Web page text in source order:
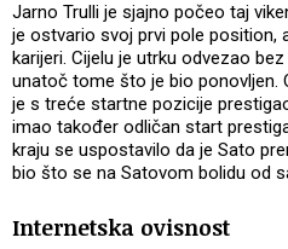
Jarno Trulli je sjajno počeo taj
je ostvario svoj prvi pole position,
karijeri. Cijelu je utrku odvezao
unatoč tome što je bio ponovljen.
je s treće startne pozicije
imao također odličan start
kraju se uspostavilo da je Sato
bio što se na Satovom bolidu od
Internetska ovisnost